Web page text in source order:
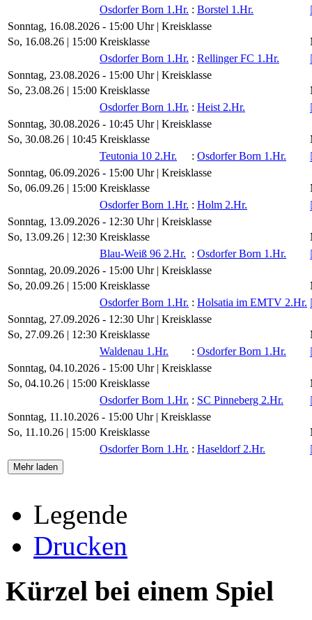
Osdorfer Born 1.Hr. : Borstel 1.Hr.
Sonntag, 16.08.2026 - 15:00 Uhr | Kreisklasse
So, 16.08.26 | 15:00 Kreisklasse
Osdorfer Born 1.Hr. : Rellinger FC 1.Hr.
Sonntag, 23.08.2026 - 15:00 Uhr | Kreisklasse
So, 23.08.26 | 15:00 Kreisklasse
Osdorfer Born 1.Hr. : Heist 2.Hr.
Sonntag, 30.08.2026 - 10:45 Uhr | Kreisklasse
So, 30.08.26 | 10:45 Kreisklasse
Teutonia 10 2.Hr.
: Osdorfer Born 1.Hr.
Sonntag, 06.09.2026 - 15:00 Uhr | Kreisklasse
So, 06.09.26 | 15:00 Kreisklasse
Osdorfer Born 1.Hr. : Holm 2.Hr.
Sonntag, 13.09.2026 - 12:30 Uhr | Kreisklasse
So, 13.09.26 | 12:30 Kreisklasse
Blau-Weiß 96 2.Hr. : Osdorfer Born 1.Hr.
Sonntag, 20.09.2026 - 15:00 Uhr | Kreisklasse
So, 20.09.26 | 15:00 Kreisklasse
Osdorfer Born 1.Hr. : Holsatia im EMTV 2.Hr.
Sonntag, 27.09.2026 - 12:30 Uhr | Kreisklasse
So, 27.09.26 | 12:30 Kreisklasse
Waldenau 1.Hr.
: Osdorfer Born 1.Hr.
Sonntag, 04.10.2026 - 15:00 Uhr | Kreisklasse
So, 04.10.26 | 15:00 Kreisklasse
Osdorfer Born 1.Hr. : SC Pinneberg 2.Hr.
Sonntag, 11.10.2026 - 15:00 Uhr | Kreisklasse
So, 11.10.26 | 15:00 Kreisklasse
Osdorfer Born 1.Hr. : Haseldorf 2.Hr.
Mehr laden
Legende
Drucken
Kürzel bei einem Spiel